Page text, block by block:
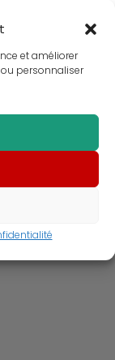
et améliorer
personnaliser